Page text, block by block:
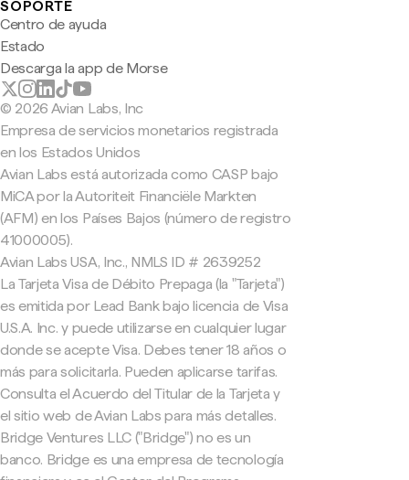
SOPORTE
Centro de ayuda
Estado
Descarga la app de Morse
© 2026 Avian Labs, Inc
Empresa de servicios monetarios registrada
en los Estados Unidos
Avian Labs está autorizada como CASP bajo
MiCA por la Autoriteit Financiële Markten
(AFM) en los Países Bajos (número de registro
41000005).
Avian Labs USA, Inc., NMLS ID # 2639252
La Tarjeta Visa de Débito Prepaga (la "Tarjeta")
es emitida por Lead Bank bajo licencia de Visa
U.S.A. Inc. y puede utilizarse en cualquier lugar
donde se acepte Visa. Debes tener 18 años o
más para solicitarla. Pueden aplicarse tarifas.
Consulta el Acuerdo del Titular de la Tarjeta y
el sitio web de Avian Labs para más detalles.
Bridge Ventures LLC ("Bridge") no es un
banco. Bridge es una empresa de tecnología